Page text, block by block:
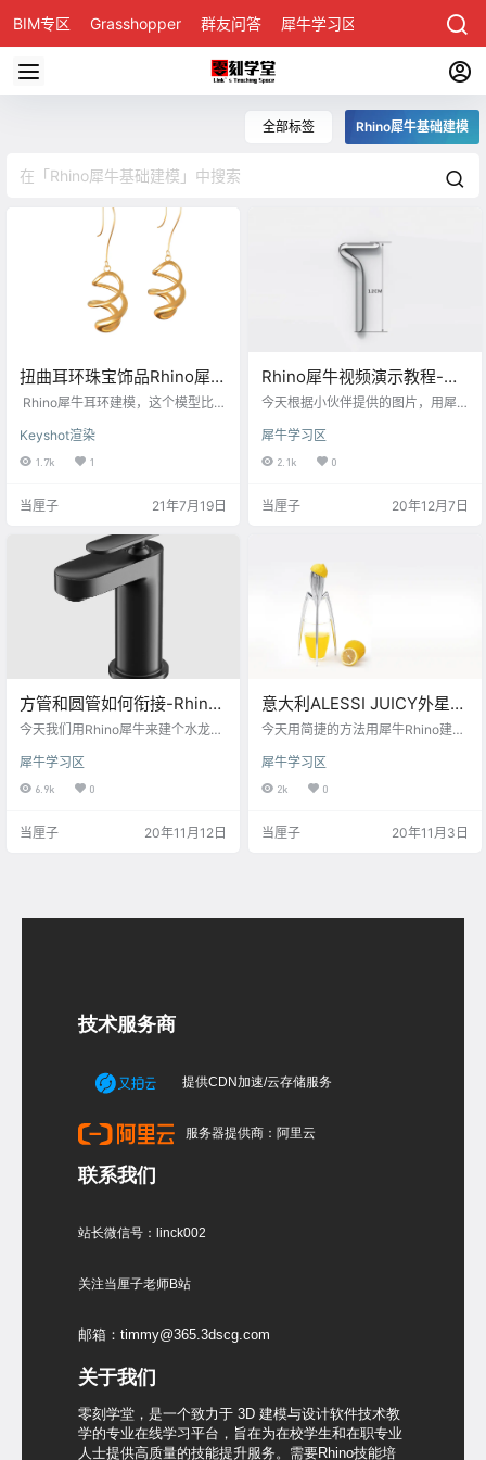
BIM专区 Grasshopper 群友问答 犀牛学习区
全部标签 Rhino犀牛基础建模
扭曲耳环珠宝饰品Rhino犀牛
基础建模图文视频演示
Rhino犀牛耳环建模，这个模型比较
写一下建这个耳环的几个要点 一、
Rhino犀牛的调整封闭曲线的接缝，
来改变接缝位置 二、在犀牛的Pipe
使圆管建成两端不同大小 这个犀牛
建模基本上重点就是这些了，还有
扭曲命令，在之前的视频我有演示
过，就不一一讲了，有什么问题可…
Keyshot渲染
1.7k 1
当厘子 21年7月19日
Rhino犀牛视频演示教程-剃
须刀外型基础建模
今天根据小伙伴提供的图片，用犀
面来建模 首先，把图片拉进前视
图，用直线画出中轴线 图片对齐中
位置， 单独分在一个图层，锁定图
个单位，如下图所示 再用InterpC…
犀牛学习区
2.1k 0
当厘子 20年12月7日
方管和圆管如何衔接-Rhino
犀牛水龙头建模视频演示&图
今天我们用Rhino犀牛来建个水龙
面我们看下方管和圆管犀牛是如何
衔接的 首先把水龙头的顶视图和侧
视图导入到犀牛中，如何导入？ 请
ps.html 在顶视图中，用直线拉出辅
犀牛学习区
6.9k 0
当厘子 20年11月12日
意大利ALESSI JUICY外星人
果汁榨汁器Rhino犀牛建模演
今天用简捷的方法用犀牛Rhino建一
榨汁器 首先，在前视图，画出中
轴线，用BackgroundBitmap导入背
景图，对好中轴线 画直线定位，用
在透视图建一个多边形，边数为24
犀牛学习区
2k 0
当厘子 20年11月3日
技术服务商
提供CDN加速/云存储服务
服务器提供商：阿里云
联系我们
站长微信号：linck002
关注当厘子老师B站
邮箱：timmy@365.3dscg.com
关于我们
零刻学堂，是一个致力于 3D 建模与设计软件技术教
学的专业在线学习平台，旨在为在校学生和在职专业
人士提供高质量的技能提升服务。需要Rhino技能培